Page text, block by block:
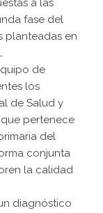
a las
fase del
planteadas en
de
los
de Salud y
que pertenece
del
conjunta
la calidad
diagnóstico